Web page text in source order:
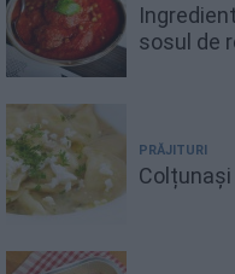
sosul de
PRĂJITURI